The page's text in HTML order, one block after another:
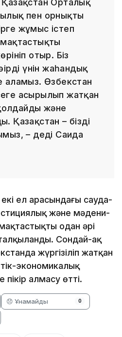
Орталық
пен орнықты
жұмыс істеп
отыр. Біз
үнін жаһандық
аламыз. Өзбекстан
асырылып жатқан
және
Қазақстан – біздің
– деді Саида
ел арасындағы сауда-
және мәдени-
одан әрі
Сондай-ақ
жүргізіліп жатқан
экономикалық
алмасу өтті.
😞 Ұнамайды 0